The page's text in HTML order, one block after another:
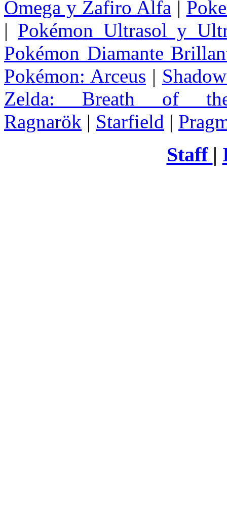
Omega y Zafiro Alfa |
| Pokémon Ultrasol y
Pokémon Diamante
Pokémon: Arceus |
Zelda: Breath of
Ragnarök | Starfield |
Staff |